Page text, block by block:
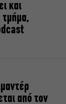
και
τμήμα,
από τον